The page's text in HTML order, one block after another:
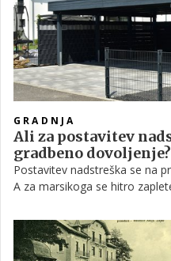
GRADNJA
Ali za postavitev
gradbeno dovoljenje?
Postavitev nadstreška se na
A za marsikoga se hitro
meje. Odgovor ni
za kakšen tip nadstreška
velikost, namembnost in